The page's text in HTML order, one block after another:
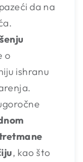
da na
o
ishranu
, kao što